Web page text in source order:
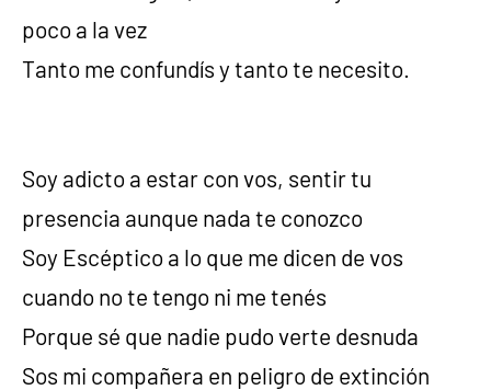
poco a la vez
Tanto me confundís y tanto te necesito.
Soy adicto a estar con vos, sentir tu
presencia aunque nada te conozco
Soy Escéptico a lo que me dicen de vos
cuando no te tengo ni me tenés
Porque sé que nadie pudo verte desnuda
Sos mi compañera en peligro de extinción